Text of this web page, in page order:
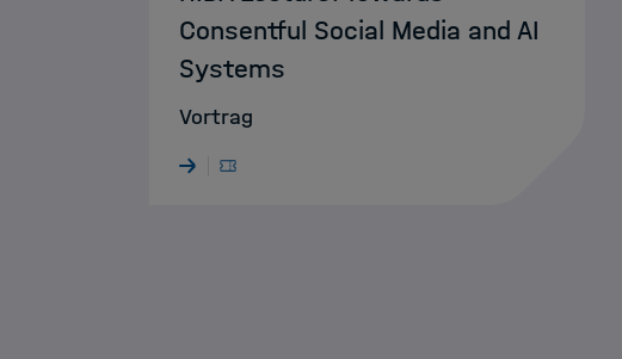
Consentful Social Media and AI
Systems
Vortrag